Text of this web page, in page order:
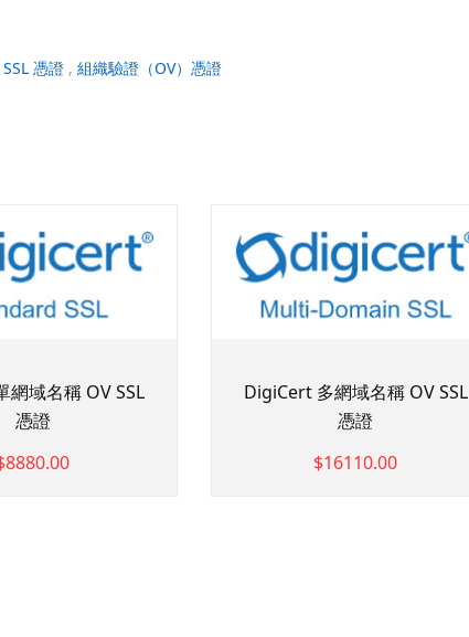
憑證 ,組織驗證（OV）憑證
網域名稱 OV SSL
憑證
DigiCert 多網域名稱 OV SSL
憑證
$16110.00